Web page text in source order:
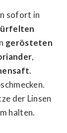
sofort in
gerösteten
,
.
der Linsen
halten.